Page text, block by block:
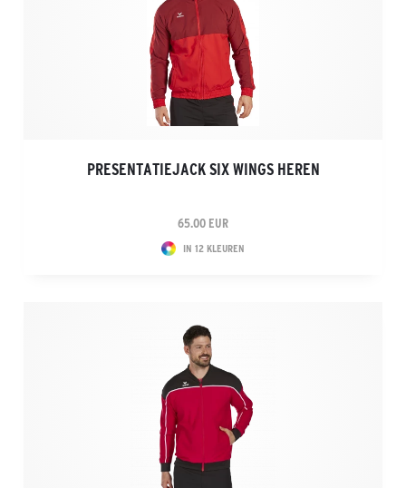
PRESENTATIEJACK SIX WINGS HEREN
65.00 EUR
IN 12 KLEUREN